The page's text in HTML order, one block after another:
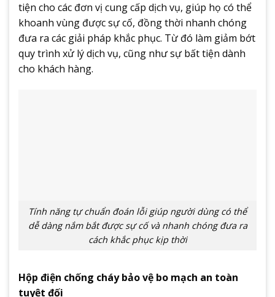
tiện cho các đơn vị cung cấp dịch vụ, giúp họ có thể
khoanh vùng được sự cố, đồng thời nhanh chóng
đưa ra các giải pháp khắc phục. Từ đó làm giảm bớt
quy trình xử lý dịch vụ, cũng như sự bất tiện dành
cho khách hàng.
Tính năng tự chuẩn đoán lỗi giúp người dùng có thể
dễ dàng nắm bắt được sự cố và nhanh chóng đưa ra
cách khắc phục kịp thời
Hộp điện chống cháy bảo vệ bo mạch an toàn
tuyệt đối